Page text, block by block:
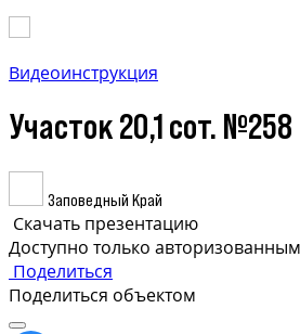
Видеоинструкция
Участок 20,1 сот. №258
Заповедный Край
Скачать презентацию
Доступно только
Поделиться
Поделиться объектом